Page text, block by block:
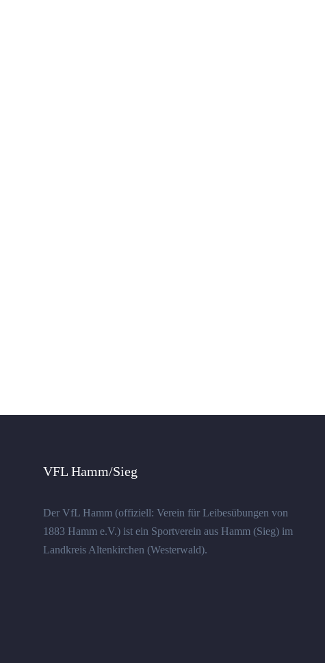
VFL Hamm/Sieg
Der VfL Hamm (offiziell: Verein für Leibesübungen von
1883 Hamm e.V.) ist ein Sportverein aus Hamm (Sieg) im
Landkreis Altenkirchen (Westerwald).